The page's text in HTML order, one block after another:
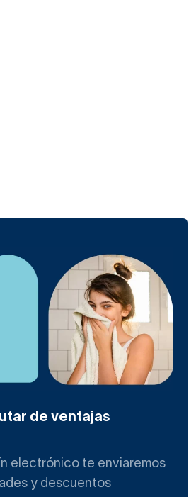
de ventajas
electrónico te enviaremos
y descuentos